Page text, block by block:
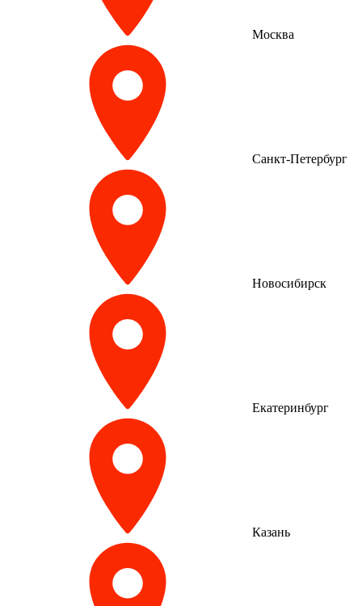
Москва
Санкт-Петербург
Новосибирск
Екатеринбург
Казань